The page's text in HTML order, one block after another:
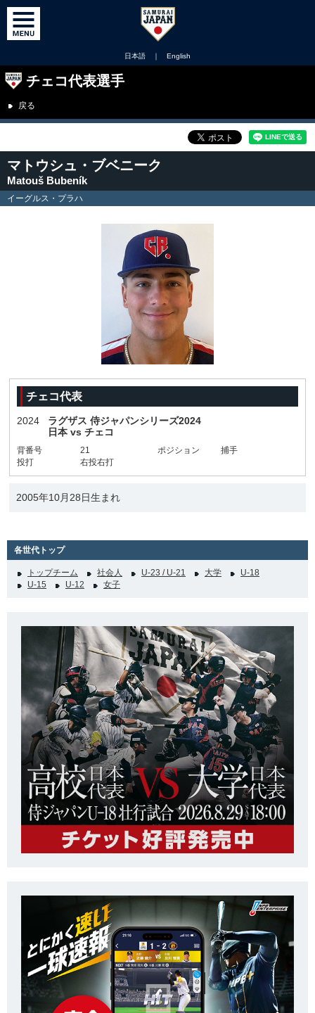
日本語 ｜ English
チェコ代表選手
戻る
マトウシュ・ブベニーク
Matouš Bubeník
イーグルス・プラハ
チェコ代表
2024
ラグザス 侍ジャパンシリーズ2024
日本 vs チェコ
背番号 21 ポジション
捕手
投打
右投右打
2005年10月28日生まれ
各世代トップ
トップチーム 社会人 U-23 / U-21 大学
U-18
U-15
U-12 女子